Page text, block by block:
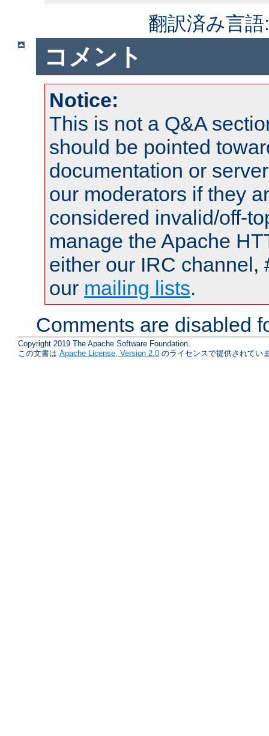
翻訳済み言
コメント
Notice:
This is not a Q&A
should be pointed
documentation or
our moderators if they
considered invalid/off-
manage the Apache
either our IRC channel,
our mailing lists.
Comments are disabled
Copyright 2019 The Apache Software Foundation.
この文書は Apache License, Version 2.0 のライセンスで提供されてい